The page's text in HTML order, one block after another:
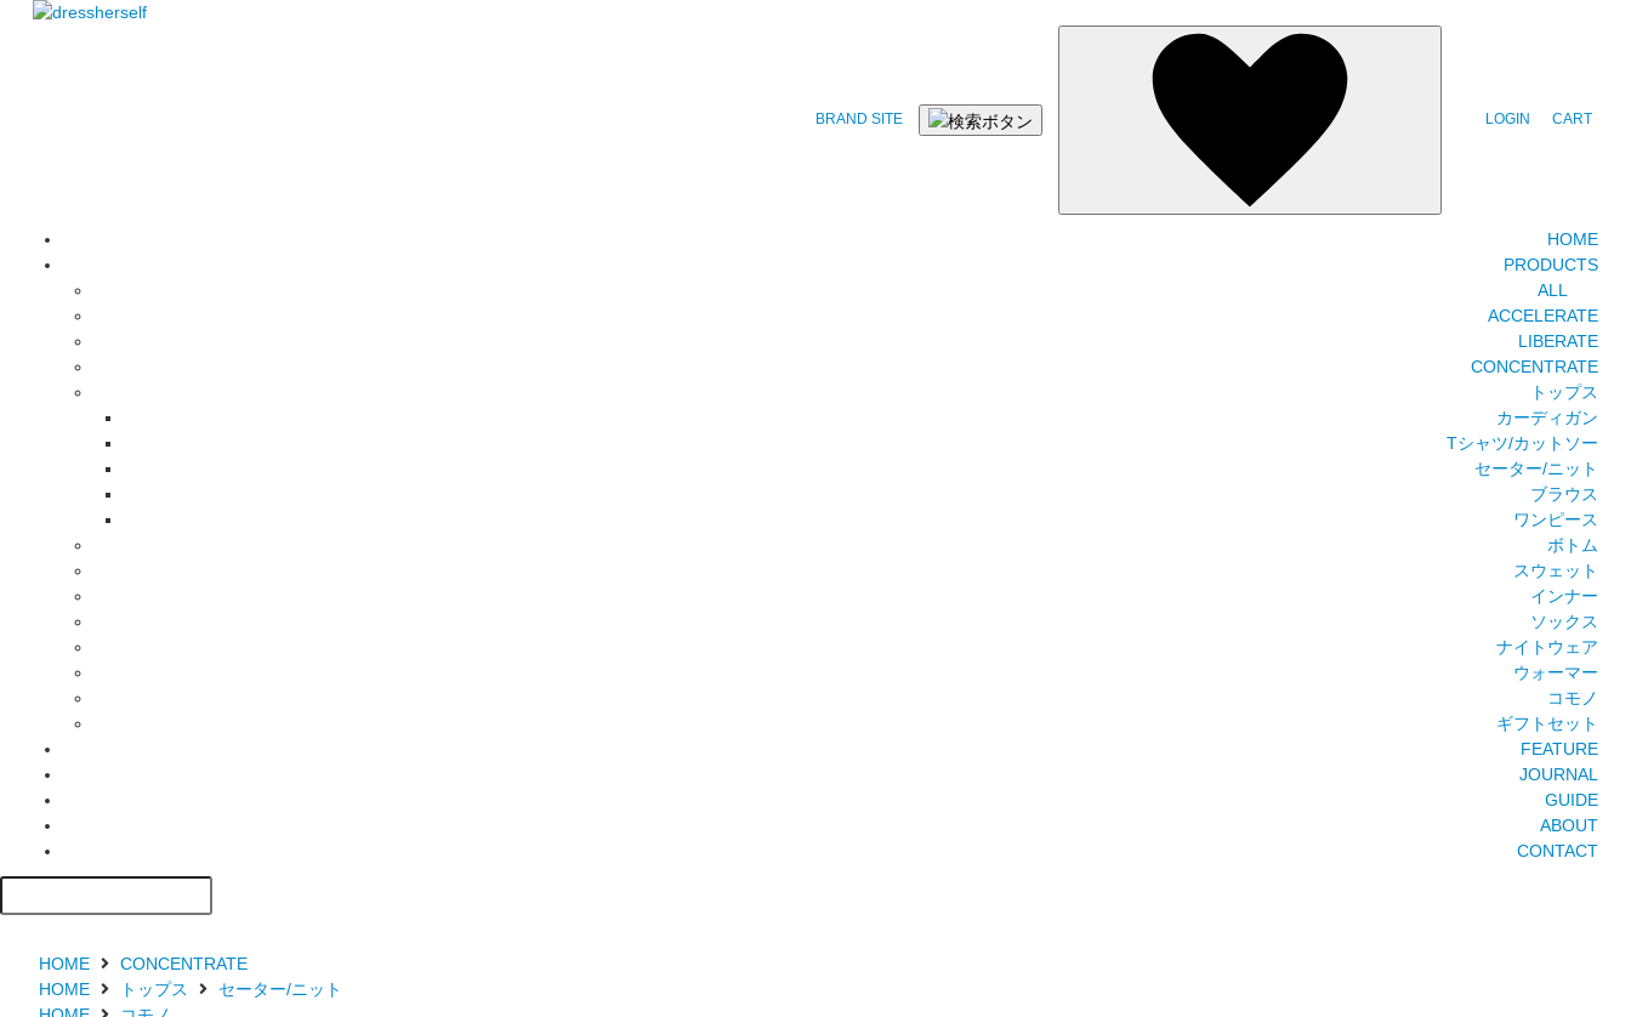
BRAND SITE LOGIN CART
HOME
PRODUCTS
ALL
ACCELERATE
LIBERATE
CONCENTRATE
トップス
カーディガン
Tシャツ/カットソー
セーター/ニット
ブラウス
ワンピース
ボトム
スウェット
インナー
ソックス
ナイトウェア
ウォーマー
コモノ
ギフトセット
FEATURE
JOURNAL
GUIDE
ABOUT
CONTACT
HOME
CONCENTRATE
HOME
トップス
セーター/ニット